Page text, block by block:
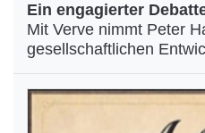
Ein engagierter
Mit Verve nimmt Peter
gesellschaftlichen